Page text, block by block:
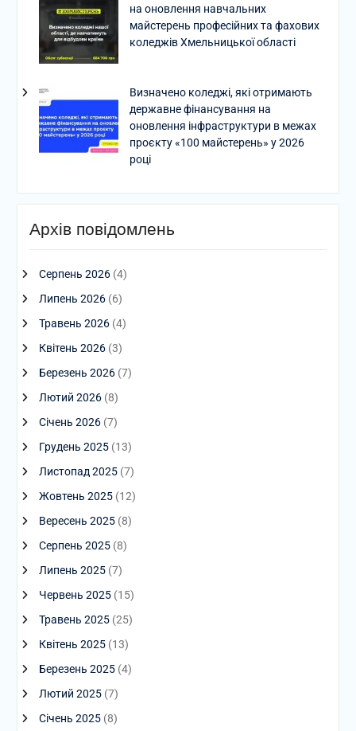
на оновлення навчальних
майстерень професійних та фахових
коледжів Хмельницької області
Визначено коледжі, які отримають
державне фінансування на
оновлення інфраструктури в межах
проєкту «100 майстерень» у 2026
році
Архів повідомлень
Серпень 2026(4)
Липень 2026(6)
Травень 2026(4)
Квітень 2026(3)
Березень 2026(7)
Лютий 2026(8)
Січень 2026(7)
Грудень 2025(13)
Листопад 2025(7)
Жовтень 2025(12)
Вересень 2025(8)
Серпень 2025(8)
Липень 2025(7)
Червень 2025(15)
Травень 2025(25)
Квітень 2025(13)
Березень 2025(4)
Лютий 2025(7)
Січень 2025(8)